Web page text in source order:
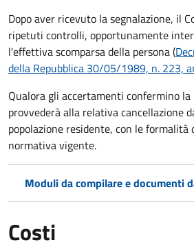
Dopo aver ricevuto la segnalazione, il
ripetuti controlli, opportunamente
l'effettiva scomparsa della persona (
della Repubblica 30/05/1989, n. 223,
Qualora gli accertamenti confermino
provvederà alla relativa cancellazione
popolazione residente, con le formalità
normativa vigente.
Moduli da compilare e documenti
Costi